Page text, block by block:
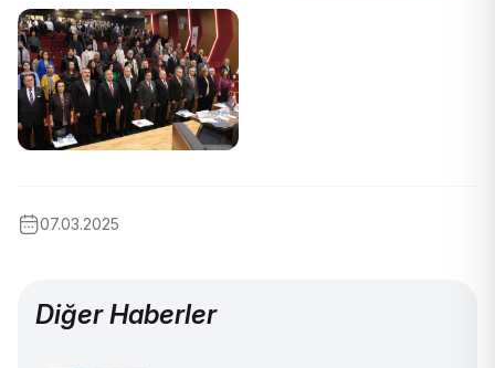
07.03.2025
Diğer Haberler